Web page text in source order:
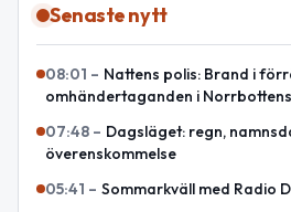
Senaste nytt
08:01 – Nattens polis: Brand i
omhändertaganden i
07:48 – Dagsläget: regn,
överenskommelse
05:41 – Sommarkväll med Radio